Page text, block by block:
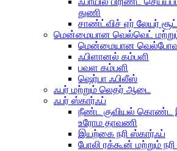
துணி
சாண்ட்விச் ஏர் லேயர் சூட்
மென்மையான வெல்வெட்
மென்மையான
ஃபிளானல் கம்பளி
பவள கம்பளி
ஷெர்பா ஃபிலீஸ்
ஃபர் மற்றும் லெதர் ஆடை
ஃபர் ஸ்கார்ஃப்
நீண்ட குவியல் கொண்ட
உரோம தாவணி
இயற்கை நரி ஸ்கார்ஃப்
போலி ரக்கூன் மற்றும்